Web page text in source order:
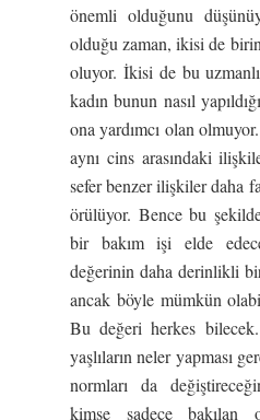
önemli olduğunu
olduğu zaman, ikisi de
oluyor. İkisi de bu
kadın bunun nasıl
ona yardımcı olan
aynı cins arasındaki
sefer benzer ilişkiler daha
örülüyor. Bence bu
bir bakım işi elde
değerinin daha derinlikli bir
ancak böyle mümkün
Bu değeri herkes
yaşlıların neler yapması
normları da
kimse sadece bakılan